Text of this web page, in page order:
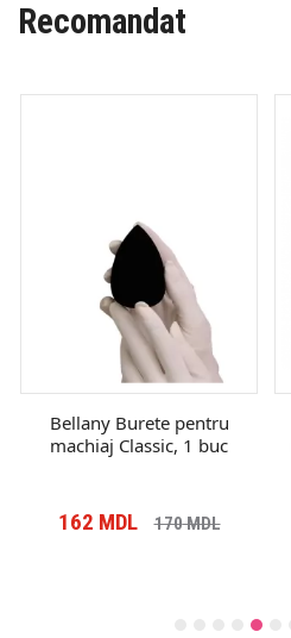
Recomandat
Bellany Burete pentru
machiaj Classic, 1 buc
162 MDL 170MDL